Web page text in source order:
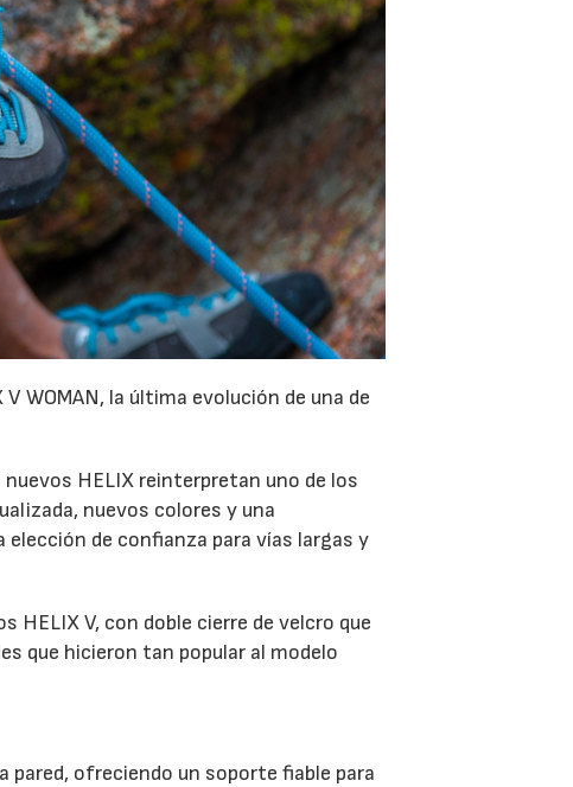
WOMAN, la última evolución de una de
HELIX reinterpretan uno de los
nuevos colores y una
de confianza para vías largas y
HELIX V, con doble cierre de velcro que
que hicieron tan popular al modelo
pared, ofreciendo un soporte fiable para